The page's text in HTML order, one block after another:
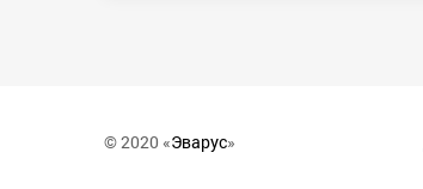
© 2020 «Эварус»